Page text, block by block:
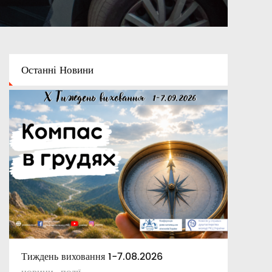
ОстанніНовини
Тиждень виховання 1-7.08.2026
Освітній капелан
Апостольські повчання